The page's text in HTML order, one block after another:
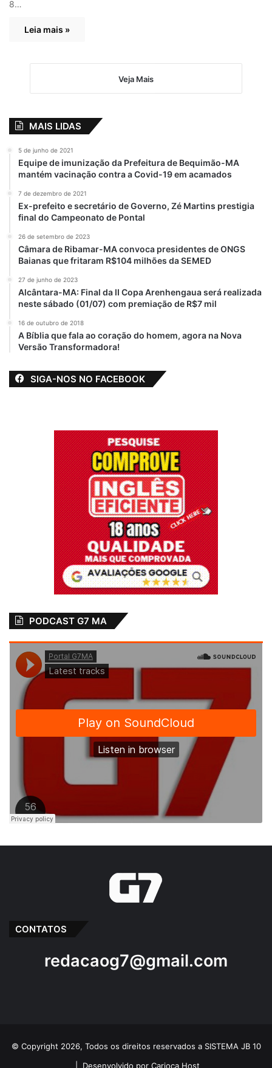
8…
Leia mais »
Veja Mais
MAIS LIDAS
5 de junho de 2021
Equipe de imunização da Prefeitura de Bequimão-MA
mantém vacinação contra a Covid-19 em acamados
7 de dezembro de 2021
Ex-prefeito e secretário de Governo, Zé Martins prestigia
final do Campeonato de Pontal
26 de setembro de 2023
Câmara de Ribamar-MA convoca presidentes de ONGS
Baianas que fritaram R$104 milhões da SEMED
27 de junho de 2023
Alcântara-MA: Final da II Copa Arenhengaua será realizada
neste sábado (01/07) com premiação de R$7 mil
16 de outubro de 2018
A Bíblia que fala ao coração do homem, agora na Nova
Versão Transformadora!
SIGA-NOS NO FACEBOOK
PODCAST G7 MA
CONTATOS
redacaog7@gmail.com
© Copyright 2026, Todos os direitos reservados a SISTEMA JB 10
Desenvolvido por Carioca Host